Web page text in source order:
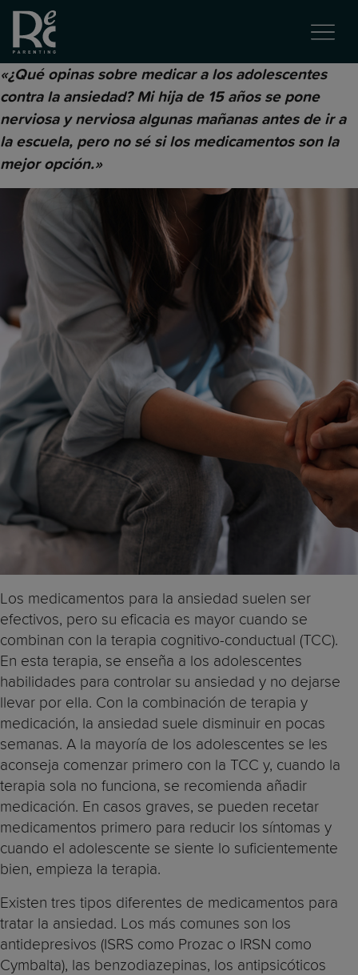
«¿Qué opinas sobre medicar a los adolescentes
contra la ansiedad? Mi hija de 15 años se pone
nerviosa y nerviosa algunas mañanas antes de ir a
la escuela, pero no sé si los medicamentos son la
mejor opción.»
Los medicamentos para la ansiedad suelen ser
efectivos, pero su eficacia es mayor cuando se
combinan con la terapia cognitivo-conductual (TCC).
En esta terapia, se enseña a los adolescentes
habilidades para controlar su ansiedad y no dejarse
llevar por ella. Con la combinación de terapia y
medicación, la ansiedad suele disminuir en pocas
semanas. A la mayoría de los adolescentes se les
aconseja comenzar primero con la TCC y, cuando la
terapia sola no funciona, se recomienda añadir
medicación. En casos graves, se pueden recetar
medicamentos primero para reducir los síntomas y
cuando el adolescente se siente lo suficientemente
bien, empieza la terapia.
Existen tres tipos diferentes de medicamentos para
tratar la ansiedad. Los más comunes son los
antidepresivos (ISRS como Prozac o IRSN como
Cymbalta), las benzodiazepinas, los antipsicóticos